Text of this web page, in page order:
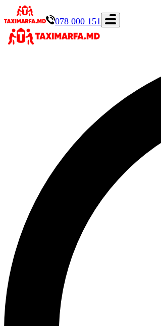
078 000 151